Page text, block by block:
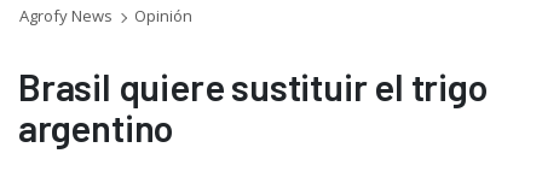
Agrofy News Opinión
Brasil quiere sustituir el trigo
argentino